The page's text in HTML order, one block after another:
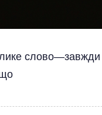
слово—завжди